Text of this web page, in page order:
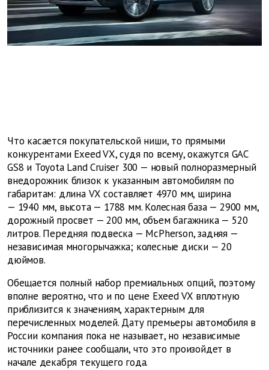
Что касается покупательской ниши, то прямыми
конкурентами Exeed VX, судя по всему, окажутся GAC
GS8 и Toyota Land Cruiser 300 — новый полноразмерный
внедорожник близок к указанным автомобилям по
габаритам: длина VX составляет 4970 мм, ширина
— 1940 мм, высота — 1788 мм. Колесная база — 2900 мм,
дорожный просвет — 200 мм, объем багажника — 520
литров. Передняя подвеска — McPherson, задняя —
независимая многорычажка; колесные диски — 20
дюймов.
Обещается полный набор премиальных опций, поэтому
вполне вероятно, что и по цене Exeed VX вплотную
приблизится к значениям, характерным для
перечисленных моделей. Дату премьеры автомобиля в
России компания пока не называет, но независимые
источники ранее сообщали, что это произойдет в
начале декабря текущего года.